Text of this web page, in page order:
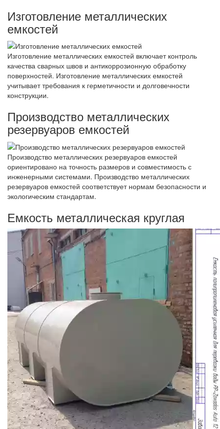
Изготовление металлических
емкостей
Изготовление металлических емкостей включает контроль
качества сварных швов и антикоррозионную обработку
поверхностей. Изготовление металлических емкостей
учитывает требования к герметичности и долговечности
конструкции.
Производство металлических
резервуаров емкостей
Производство металлических резервуаров емкостей
ориентировано на точность размеров и совместимость с
инженерными системами. Производство металлических
резервуаров емкостей соответствует нормам безопасности и
экологическим стандартам.
Емкость металлическая круглая